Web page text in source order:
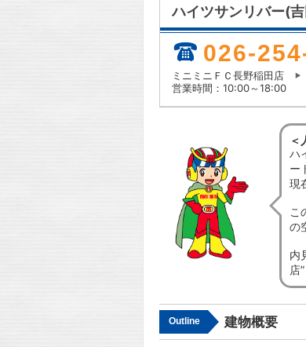
ハイツサンリバー(
026-
ミニミニＦＣ長野稲田店
営業時間：10:00～18:00
＜
ハ
ー
現
こ
の
内
店
Outline 建物概要